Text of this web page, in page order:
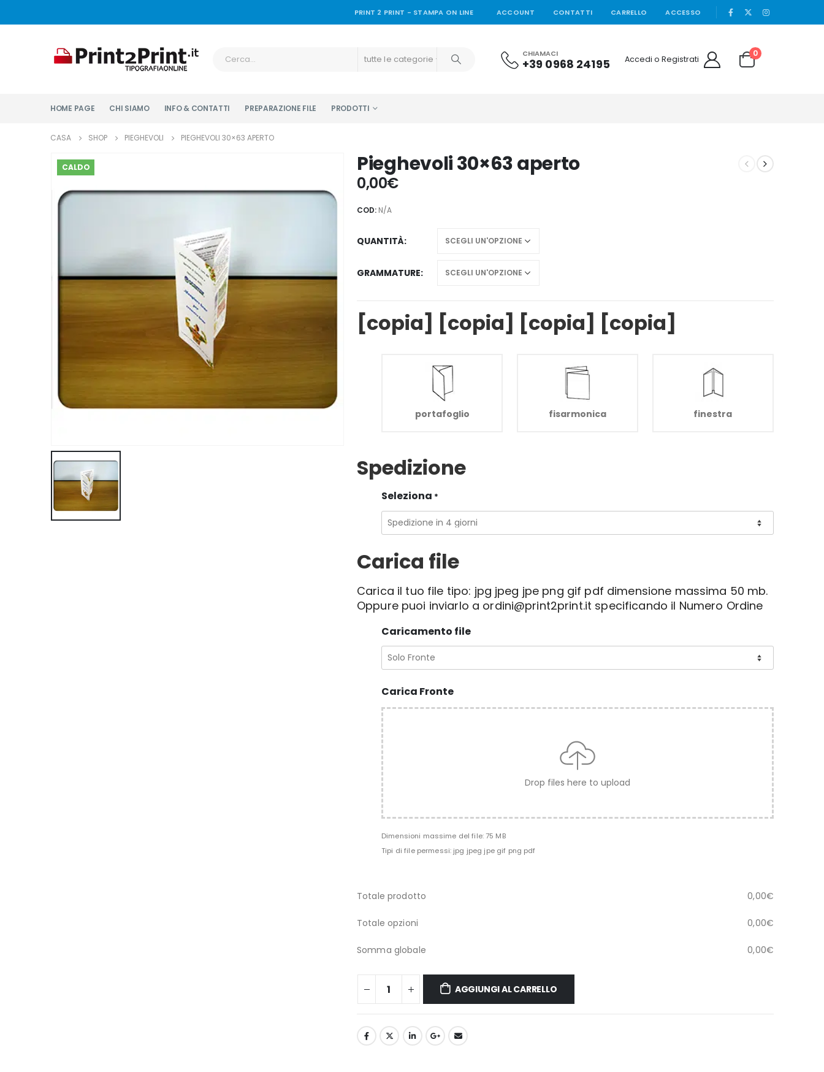
PRINT 2 PRINT - STAMPA ON LINE ACCOUNT CONTATTI CARRELLO ACCESSO |
tutte le categorie CHIAMACI
+39 0968 24195 Accedi o Registrati
0
HOME PAGE CHI SIAMO INFO & CONTATTI PREPARAZIONE FILE PRODOTTI
CASA SHOP PIEGHEVOLI PIEGHEVOLI 30×63 APERTO
CALDO Pieghevoli 30×63 aperto
0,00€
COD: N/A
QUANTITÀ
GRAMMATURE
[copia] [copia] [copia] [copia]
portafoglio fisarmonica finestra
Spedizione
Seleziona *
Carica file
Carica il tuo file tipo: jpg jpeg jpe png gif pdf dimensione massima 50 mb.
Oppure puoi inviarlo a ordini@print2print.it specificando il Numero Ordine
Caricamento file
Carica Fronte
Drop files here to upload
Dimensioni massime del file: 75 MB
Tipi di file permessi: jpg jpeg jpe gif png pdf
Totale prodotto 0,00€
Totale opzioni 0,00€
Somma globale 0,00€
AGGIUNGI AL CARRELLO